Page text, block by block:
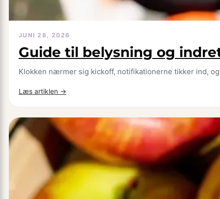
JUNI 28, 2026
Guide til belysning og
Klokken nærmer sig kickoff, notifikationerne tikker ind,
Læs artiklen →
belysning
og
indretning,
gør
lettere